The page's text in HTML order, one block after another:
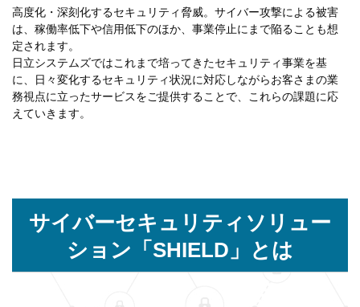
2024年12月26日
セキュリティ対策状況を見える化しませんか？ページを公開
2024年5月27日
日立システムズとハートコアが連携し、「GRED Webセキュリテ
ィ診断 Cloud」と「HeartCore CMS」のセット販売を開始
ざんチェックCloud」とクラウド型WAFサービス「BLUE
Sphere（ブルー スフィア）」のセット販売を開始
2024年3月28日
高度化・深刻化するセキュリティ脅威。サイバー攻撃による被害
は、稼働率低下や信用低下のほか、事業停止にまで陥ることも想
定されます。
日立システムズではこれまで培ってきたセキュリティ事業を基
に、日々変化するセキュリティ状況に対応しながらお客さまの業
務視点に立ったサービスをご提供することで、これらの課題に応
えていきます。
サイバーセキュリティソリュー
ション「SHIELD」とは